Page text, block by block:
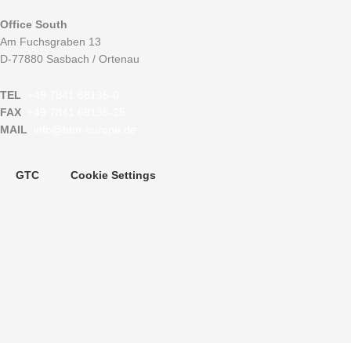
Office South
Am Fuchsgraben 13
D-77880 Sasbach / Ortenau
TEL
FAX
MAIL
GTC Cookie Settings